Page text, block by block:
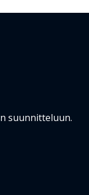
suunnitteluun.